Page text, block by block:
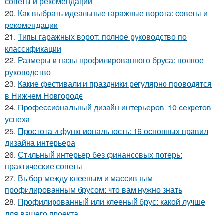
20. Как выбрать идеальные гаражные ворота: советы и
рекомендации
21. Типы гаражных ворот: полное руководство по
классификации
22. Размеры и пазы профилированного бруса: полное
руководство
23. Какие фестивали и праздники регулярно проводятся
в Нижнем Новгороде
24. Профессиональный дизайн интерьеров: 10 секретов
успеха
25. Простота и функциональность: 16 основных правил
дизайна интерьера
26. Стильный интерьер без финансовых потерь:
практические советы
27. Выбор между клееным и массивным
профилированным брусом: что вам нужно знать
28. Профилированный или клееный брус: какой лучше